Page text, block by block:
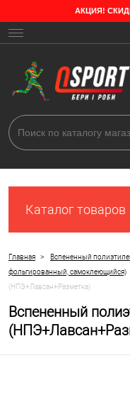
АКЦИЯ!
Каталог товаров
Главная > Вспененный
фольгированный, самоклеющийся)
(НПЭ+Лавсан+Разметка)
Вспененный